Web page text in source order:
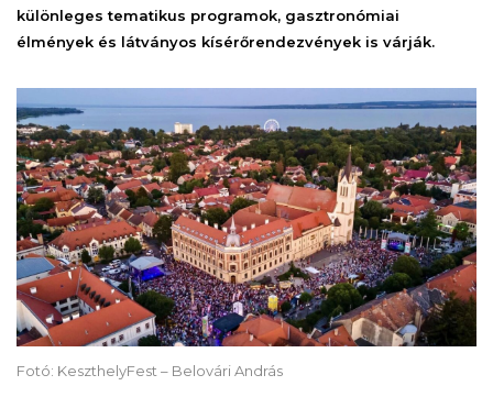
különleges tematikus programok, gasztronómiai
élmények és látványos kísérőrendezvények is várják.
Fotó: KeszthelyFest – Belovári András